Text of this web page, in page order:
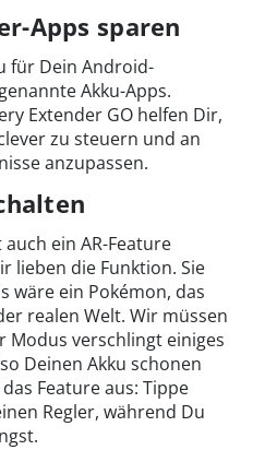
Apps sparen
für Dein Android-
Akku-Apps.
Extender GO helfen Dir,
zu steuern und an
anzupassen.
ein AR-Feature
lieben die Funktion. Sie
wäre ein Pokémon, das
realen Welt. Wir müssen
Modus verschlingt einiges
Deinen Akku schonen
Feature aus: Tippe
Regler, während Du